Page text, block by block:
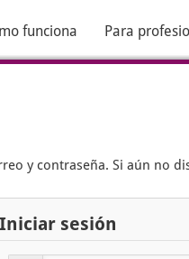
funciona Para
y contraseña. Si aún no
Iniciar sesión